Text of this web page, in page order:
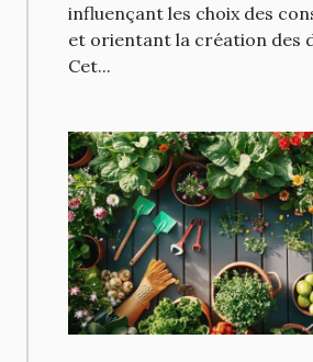
influençant les choix des
et orientant la création des
Cet...